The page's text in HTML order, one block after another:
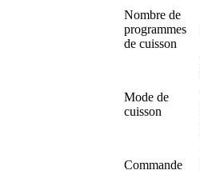
Nombre de
programmes
de cuisson
Mode de
cuisson
Commande